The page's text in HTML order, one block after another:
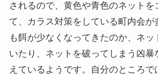
されるので、黄色や青色のネットを
て、カラス対策をしている町内会が
も餌が少なくなってきたのか、ネッ
いたり、ネットを破ってしまう凶暴
えているようです。自分のところで